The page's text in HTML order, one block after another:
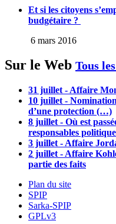
Et si les citoyens
budgétaire ?
6 mars 2016
Sur le Web Tous
31 juillet - Affaire
10 juillet -
d’une protection (…)
8 juillet - Où est
responsables
3 juillet - Affaire
2 juillet - Affaire
partie des faits
Plan du site
SPIP
Sarka-SPIP
GPLv3